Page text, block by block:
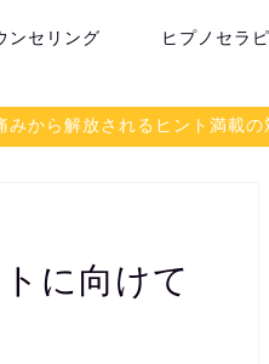
ンセリング ヒプノセラ
から解放されるヒント満載の
に向けて